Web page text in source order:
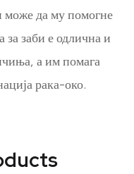
може да му помогне
за заби е одлична и
а им помага
рака-око.